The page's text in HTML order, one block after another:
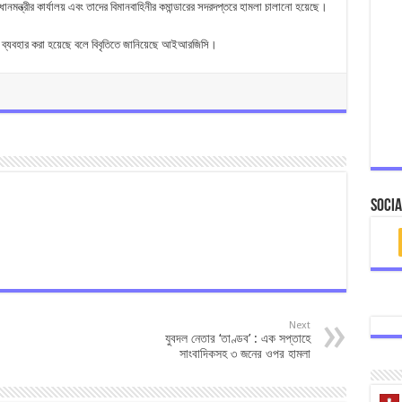
কার্যালয় এবং তাদের বিমানবাহিনীর কমান্ডারের সদরদপ্তরে হামলা চালানো হয়েছে।
ব্যবহার করা হয়েছে বলে বিবৃতিতে জানিয়েছে আইআরজিসি।
Next
যুবদল নেতার ‘তাণ্ডব’ : এক সপ্তাহে
সাংবাদিকসহ ৩ জনের ওপর হামলা